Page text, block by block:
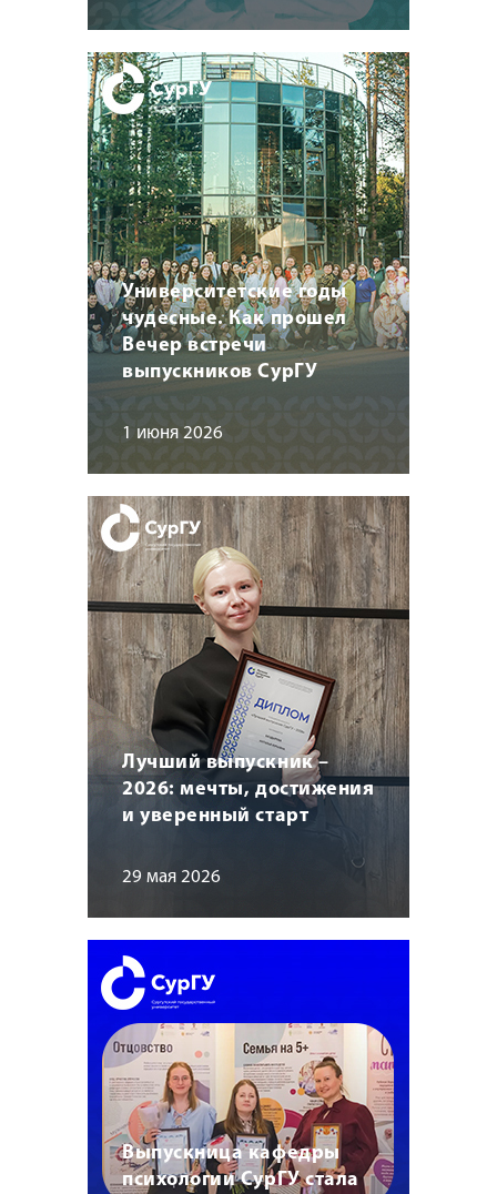
Университетские годы
чудесные. Как прошел
Вечер встречи
выпускников СурГУ
1 июня 2026
Лучший выпускник –
2026: мечты, достижения
и уверенный старт
29 мая 2026
Выпускница кафедры
психологии СурГУ стала